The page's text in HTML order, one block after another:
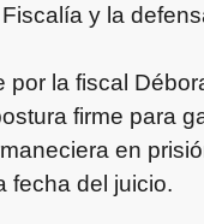
y la
por la fiscal
firme para
en
fecha del juicio.